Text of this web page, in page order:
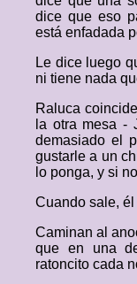
dice que eso
está enfadada
Le dice luego
ni tiene nada
Raluca
la otra mesa -
demasiado el
gustarle a un
lo ponga, y si
Cuando sale,
Caminan al
que en una
ratoncito cada